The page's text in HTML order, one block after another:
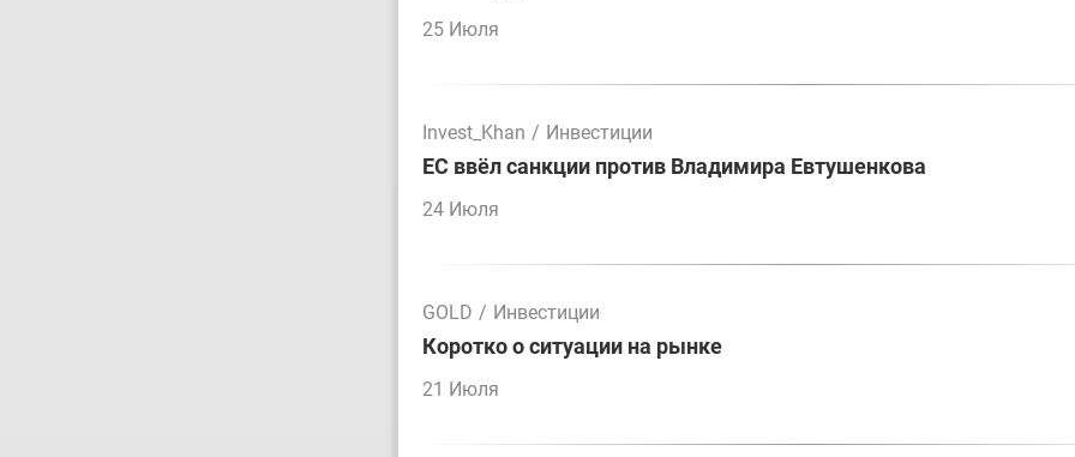
25 Июля
Invest_Khan / Инвестиции
ЕС ввёл санкции против Владимира Евтушенкова
24 Июля
GOLD / Инвестиции
Коротко о ситуации на рынке
21 Июля